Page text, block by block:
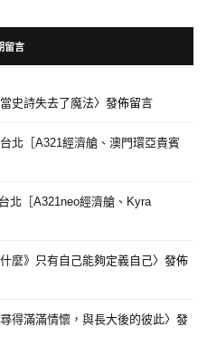
留言
史詩失去了魔法〉發佈留言
北［A321經濟艙、澳門環亞貴賓
北［A321neo經濟艙、Kyra
麼》只有自己能夠定義自己〉發佈
得滿滿情懷，與長大後的彼此〉發